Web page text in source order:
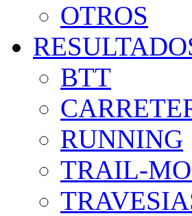
OTROS
BTT
RUNNING
TRAIL-